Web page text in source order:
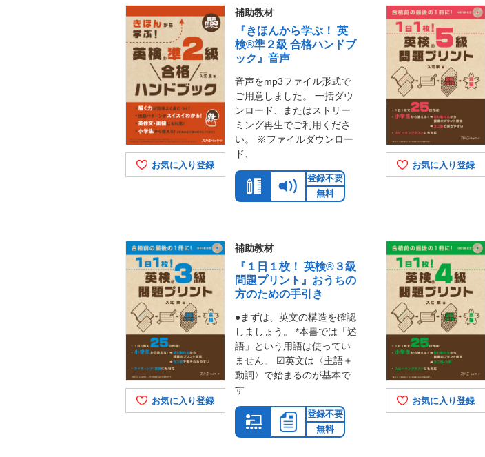
お気に入り登録
補助教材
『きほんから学ぶ！ 英
検®準２級 合格ハンドブ
ック』音声
音声をmp3ファイル形式で
ご用意しました。 一括ダウ
ンロード、またはストリー
ミング再生でご利用くださ
い。 ※ファイルダウンロー
ド、
登録不要
無料
お気に入り登録
お気に入り登録
補助教材
『１日１枚！ 英検®３級
問題プリント』おうちの
方のための手引き
●まずは、英文の構造を確認
しましょう。 *本書では「述
語」という用語は使ってい
ません。 ☑英文は〈主語＋
動詞〉で始まるのが基本で
す
登録不要
無料
お気に入り登録